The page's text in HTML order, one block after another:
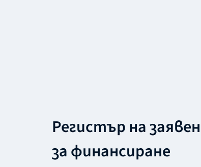
Регистър на
за финансиране